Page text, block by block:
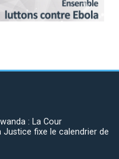
Next
: La Cour
Justice fixe le calendrier de